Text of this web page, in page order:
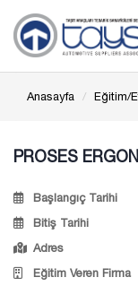
Anasayfa Eğitim/
PROSES
Başlangıç Tarihi
Bitiş Tarihi
Adres
Eğitim Veren Firma